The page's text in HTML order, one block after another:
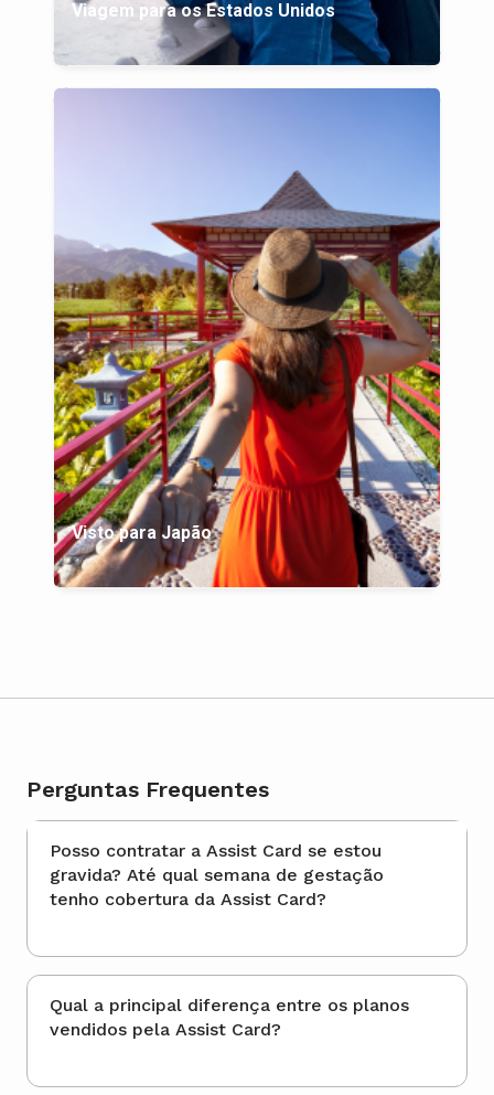
Viagem para os Estados Unidos
Visto para Japão
Perguntas Frequentes
Posso contratar a Assist Card se estou
gravida? Até qual semana de gestação
tenho cobertura da Assist Card?
Qual a principal diferença entre os planos
vendidos pela Assist Card?